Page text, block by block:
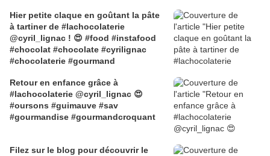
Hier petite claque en goûtant la pâte
à tartiner de #lachocolaterie
@cyril_lignac ! 😍 #food #instafood
#chocolat #chocolate #cyrilignac
#chocolaterie #gourmand
Retour en enfance grâce à
#lachocolaterie @cyril_lignac 😍
#oursons #guimauve #sav
#gourmandise #gourmandcroquant
Filez sur le blog pour découvrir le